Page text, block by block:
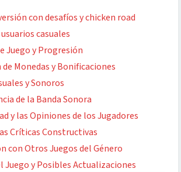
con desafíos y chicken road
casuales
Juego y Progresión
Monedas y Bonificaciones
y Sonoros
de la Banda Sonora
y las Opiniones de los Jugadores
Críticas Constructivas
con Otros Juegos del Género
Juego y Posibles Actualizaciones